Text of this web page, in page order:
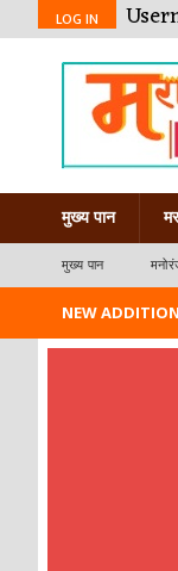
LOG IN
मुख्य पान
मुख्य पान
NEW